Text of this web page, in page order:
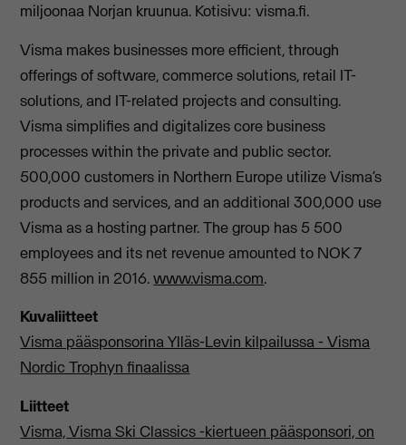
miljoonaa Norjan kruunua. Kotisivu: visma.fi.
Visma makes businesses more efficient, through
offerings of software, commerce solutions, retail IT-
solutions, and IT-related projects and consulting.
Visma simplifies and digitalizes core business
processes within the private and public sector.
500,000 customers in Northern Europe utilize Visma’s
products and services, and an additional 300,000 use
Visma as a hosting partner. The group has 5 500
employees and its net revenue amounted to NOK 7
855 million in 2016.www.visma.com.
Kuvaliitteet
Visma pääsponsorina Ylläs-Levin kilpailussa - Visma
Nordic Trophyn finaalissa
Liitteet
Visma, Visma Ski Classics -kiertueen pääsponsori, on